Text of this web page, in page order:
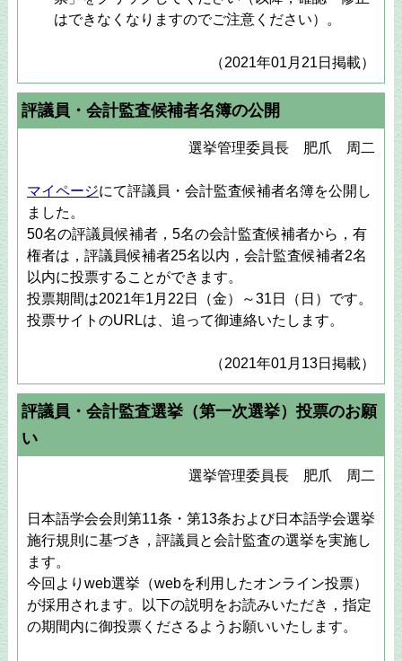
はできなくなりますのでご注意ください）。
（2021年01月21日掲載）
評議員・会計監査候補者名簿の公開
選挙管理委員長 肥爪 周二
マイページにて評議員・会計監査候補者名簿を公開し
ました。
50名の評議員候補者，5名の会計監査候補者から，有
権者は，評議員候補者25名以内，会計監査候補者2名
以内に投票することができます。
投票期間は2021年1月22日（金）～31日（日）です。
投票サイトのURLは、追って御連絡いたします。
（2021年01月13日掲載）
評議員・会計監査選挙（第一次選挙）投票のお願
い
選挙管理委員長 肥爪 周二
日本語学会会則第11条・第13条および日本語学会選挙
施行規則に基づき，評議員と会計監査の選挙を実施し
ます。
今回よりweb選挙（webを利用したオンライン投票）
が採用されます。以下の説明をお読みいただき，指定
の期間内に御投票くださるようお願いいたします。